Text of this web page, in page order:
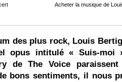
Acheter la musique de
des plus rock, Louis
opus intitulé « Suis-moi
de The Voice
bons sentiments, il nous